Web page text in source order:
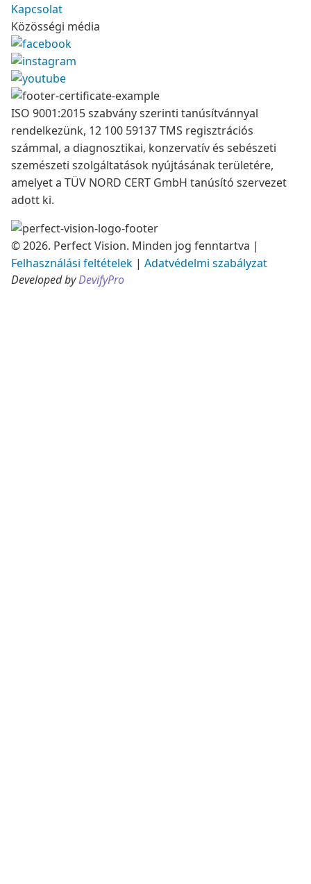
Kapcsolat
Közösségi média
ISO 9001:2015 szabvány szerinti tanúsítvánnyal
rendelkezünk, 12 100 59137 TMS regisztrációs
számmal, a diagnosztikai, konzervatív és sebészeti
szemészeti szolgáltatások nyújtásának területére,
amelyet a TÜV NORD CERT GmbH tanúsító szervezet
adott ki.
© 2026. Perfect Vision. Minden jog fenntartva |
Felhasználási feltételek | Adatvédelmi szabályzat
Developed byDevifyPro